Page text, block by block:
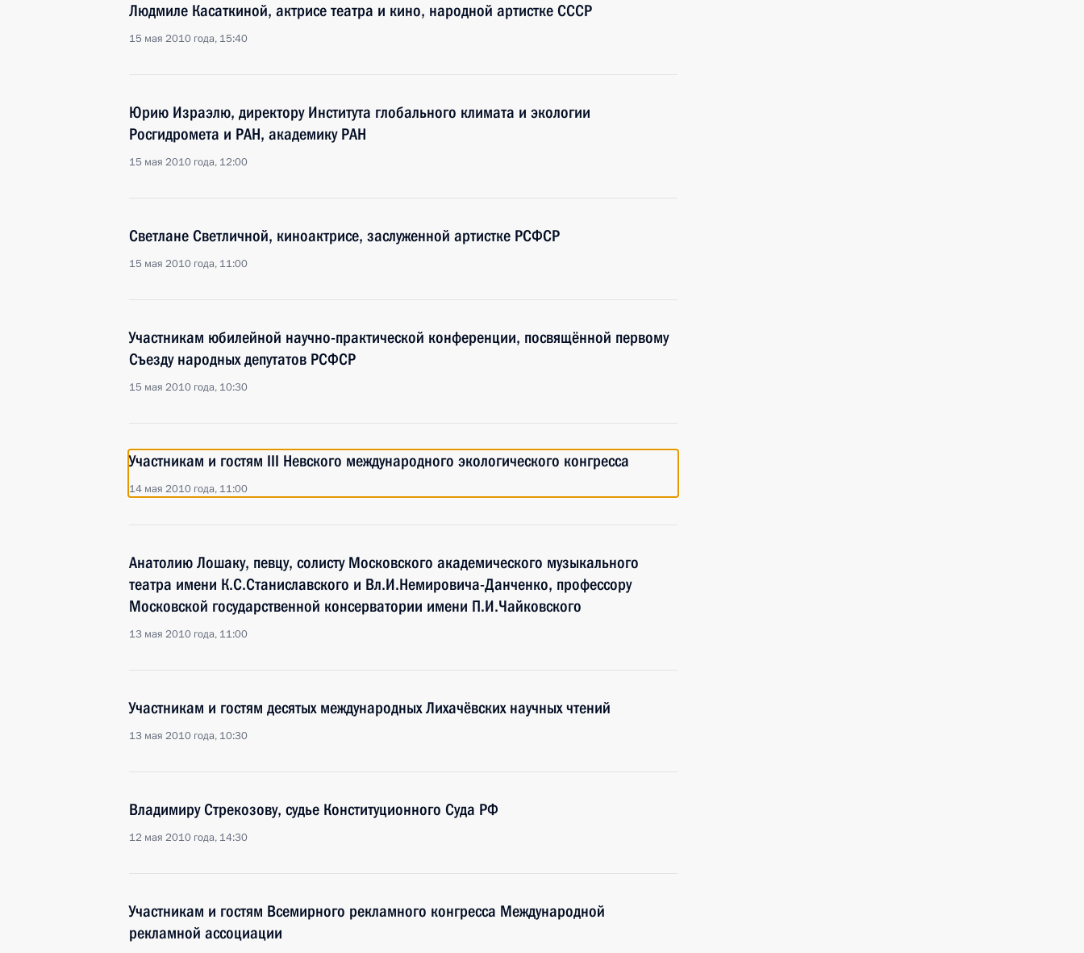
Людмиле Касаткиной, актрисе театра и кино, народной артистке СССР
15 мая 2010 года, 15:40
Юрию Израэлю, директору Института глобального климата и экологии
Росгидромета и РАН, академику РАН
15 мая 2010 года, 12:00
Светлане Светличной, киноактрисе, заслуженной артистке РСФСР
15 мая 2010 года, 11:00
Участникам юбилейной научно-практической конференции, посвящённой первому
Съезду народных депутатов РСФСР
15 мая 2010 года, 10:30
Участникам и гостям III Невского международного экологического конгресса
14 мая 2010 года, 11:00
Анатолию Лошаку, певцу, солисту Московского академического музыкального
театра имени К.С.Станиславского и Вл.И.Немировича-Данченко, профессору
Московской государственной консерватории имени П.И.Чайковского
13 мая 2010 года, 11:00
Участникам и гостям десятых международных Лихачёвских научных чтений
13 мая 2010 года, 10:30
Владимиру Стрекозову, судье Конституционного Суда РФ
12 мая 2010 года, 14:30
Участникам и гостям Всемирного рекламного конгресса Международной
рекламной ассоциации